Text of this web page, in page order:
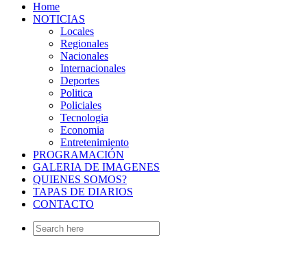
Home
NOTICIAS
Locales
Regionales
Nacionales
Internacionales
Deportes
Politica
Policiales
Tecnologia
Economia
Entretenimiento
PROGRAMACIÓN
GALERIA DE IMAGENES
QUIENES SOMOS?
TAPAS DE DIARIOS
CONTACTO
Search
for: